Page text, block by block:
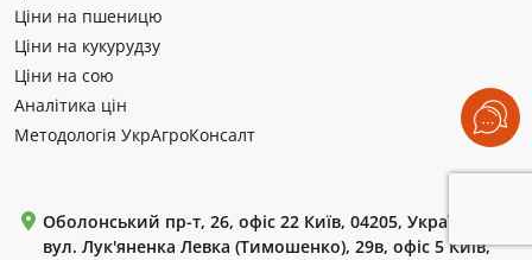
Ціни на пшеницю
Ціни на кукурудзу
Ціни на сою
Аналітика цін
Методологія УкрАгроКонсалт
Оболонський пр-т, 26, офіс 22 Київ, 04205, Україна
вул. Лук'яненка Левка (Тимошенко), 29в, офіс 5 Київ,